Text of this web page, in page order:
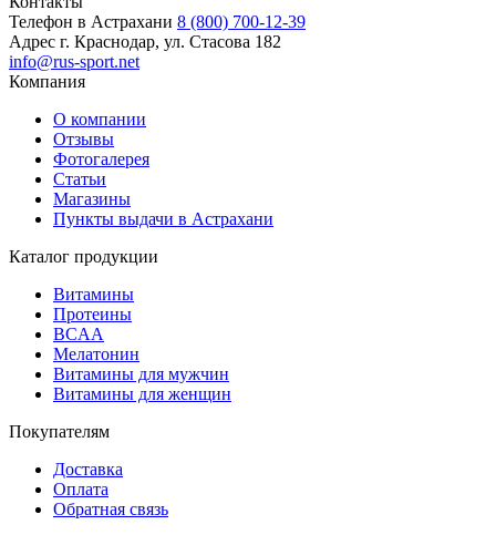
Телефон в Астрахани 8 (800) 700-12-39
Адрес г. Краснодар, ул. Стасова 182
info@rus-sport.net
Компания
О компании
Отзывы
Фотогалерея
Статьи
Магазины
Пункты выдачи в Астрахани
Каталог продукции
Витамины
Протеины
BCAA
Мелатонин
Витамины для мужчин
Витамины для женщин
Покупателям
Доставка
Оплата
Обратная связь